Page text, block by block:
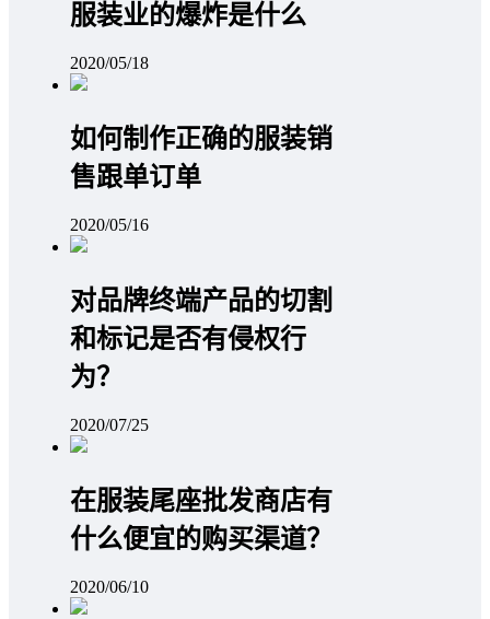
服装业的爆炸是什么
2020/05/18
如何制作正确的服装销
售跟单订单
2020/05/16
对品牌终端产品的切割
和标记是否有侵权行
为？
2020/07/25
在服装尾座批发商店有
什么便宜的购买渠道？
2020/06/10